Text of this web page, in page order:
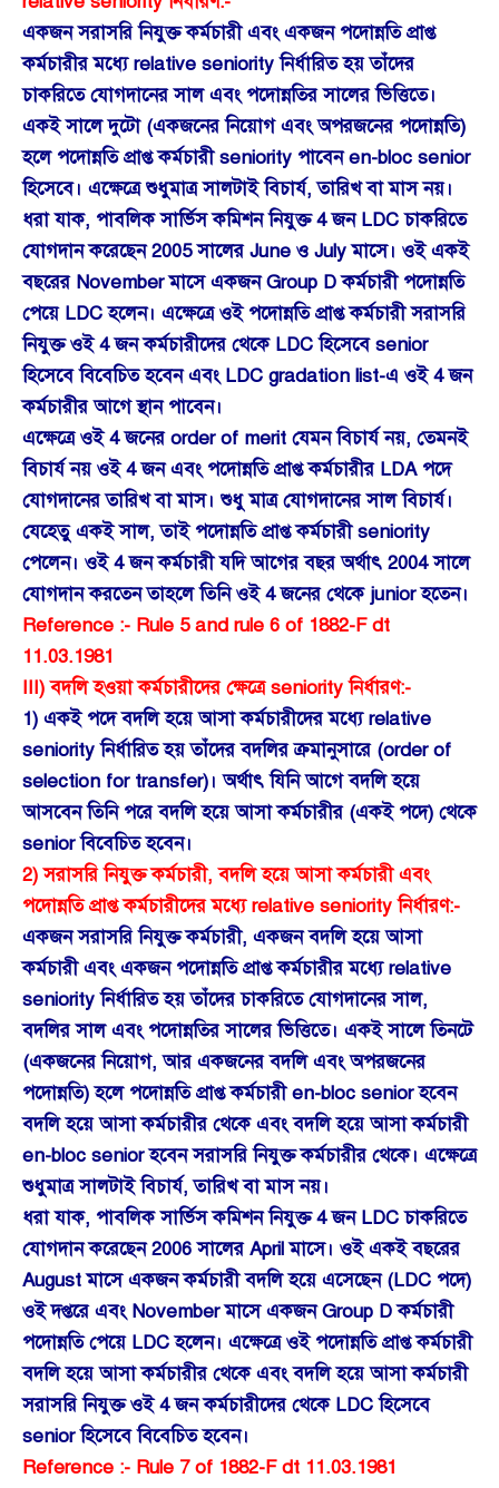
একজন সরাসরি নিযুক্ত কর্মচারী এবং একজন পদোন্নতি প্রাপ্ত
কর্মচারীর মধ্যে relative seniority নির্ধারিত হয় তাঁদের
চাকরিতে যোগদানের সাল এবং পদোন্নতির সালের ভিত্তিতে।
একই সালে দুটো (একজনের নিয়োগ এবং অপরজনের পদোন্নতি)
হলে পদোন্নতি প্রাপ্ত কর্মচারী seniority পাবেন en-bloc senior
হিসেবে। এক্ষেত্রে শুধুমাত্র সালটাই বিচার্য, তারিখ বা মাস নয়।
ধরা যাক, পাবলিক সার্ভিস কমিশন নিযুক্ত 4 জন LDC চাকরিতে
যোগদান করেছেন 2005 সালের June ও July মাসে। ওই একই
বছরের November মাসে একজন Group D কর্মচারী পদোন্নতি
পেয়ে LDC হলেন। এক্ষেত্রে ওই পদোন্নতি প্রাপ্ত কর্মচারী সরাসরি
নিযুক্ত ওই 4 জন কর্মচারীদের থেকে LDC হিসেবে senior
হিসেবে বিবেচিত হবেন এবং LDC gradation list-এ ওই 4 জন
কর্মচারীর আগে স্থান পাবেন।
এক্ষেত্রে ওই 4 জনের order of merit যেমন বিচার্য নয়, তেমনই
বিচার্য নয় ওই 4 জন এবং পদোন্নতি প্রাপ্ত কর্মচারীর LDA পদে
যোগদানের তারিখ বা মাস। শুধু মাত্র যোগদানের সাল বিচার্য।
যেহেতু একই সাল, তাই পদোন্নতি প্রাপ্ত কর্মচারী seniority
পেলেন। ওই 4 জন কর্মচারী যদি আগের বছর অর্থাৎ 2004 সালে
যোগদান করতেন তাহলে তিনি ওই 4 জনের থেকে junior হতেন।
Reference :- Rule 5 and rule 6 of 1882-F dt
11.03.1981
III) বদলি হওয়া কর্মচারীদের ক্ষেত্রে seniority নির্ধারণ:-
1) একই পদে বদলি হয়ে আসা কর্মচারীদের মধ্যে relative
seniority নির্ধারিত হয় তাঁদের বদলির ক্রমানুসারে (order of
selection for transfer)। অর্থাৎ যিনি আগে বদলি হয়ে
আসবেন তিনি পরে বদলি হয়ে আসা কর্মচারীর (একই পদে) থেকে
senior বিবেচিত হবেন।
2) সরাসরি নিযুক্ত কর্মচারী, বদলি হয়ে আসা কর্মচারী এবং
পদোন্নতি প্রাপ্ত কর্মচারীদের মধ্যে relative seniority নির্ধারণ:-
একজন সরাসরি নিযুক্ত কর্মচারী, একজন বদলি হয়ে আসা
কর্মচারী এবং একজন পদোন্নতি প্রাপ্ত কর্মচারীর মধ্যে relative
seniority নির্ধারিত হয় তাঁদের চাকরিতে যোগদানের সাল,
বদলির সাল এবং পদোন্নতির সালের ভিত্তিতে। একই সালে তিনটে
(একজনের নিয়োগ, আর একজনের বদলি এবং অপরজনের
পদোন্নতি) হলে পদোন্নতি প্রাপ্ত কর্মচারী en-bloc senior হবেন
বদলি হয়ে আসা কর্মচারীর থেকে এবং বদলি হয়ে আসা কর্মচারী
en-bloc senior হবেন সরাসরি নিযুক্ত কর্মচারীর থেকে। এক্ষেত্রে
শুধুমাত্র সালটাই বিচার্য, তারিখ বা মাস নয়।
ধরা যাক, পাবলিক সার্ভিস কমিশন নিযুক্ত 4 জন LDC চাকরিতে
যোগদান করেছেন 2006 সালের April মাসে। ওই একই বছরের
August মাসে একজন কর্মচারী বদলি হয়ে এসেছেন (LDC পদে)
ওই দপ্তরে এবং November মাসে একজন Group D কর্মচারী
পদোন্নতি পেয়ে LDC হলেন। এক্ষেত্রে ওই পদোন্নতি প্রাপ্ত কর্মচারী
বদলি হয়ে আসা কর্মচারীর থেকে এবং বদলি হয়ে আসা কর্মচারী
সরাসরি নিযুক্ত ওই 4 জন কর্মচারীদের থেকে LDC হিসেবে
senior হিসেবে বিবেচিত হবেন।
Reference :- Rule 7 of 1882-F dt 11.03.1981